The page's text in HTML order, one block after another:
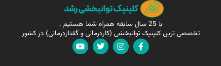
با 25 سال سابقه همراه شما هستیم .
تخصصی ترین کلینیک توانبخشی (کاردرمانی و گفتاردرمانی) در کشور